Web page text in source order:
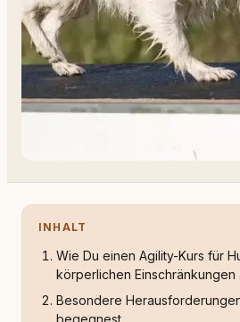
INHALT
Wie Du einen Agility-Kurs für
körperlichen Einschränkungen
Besondere
begegnest